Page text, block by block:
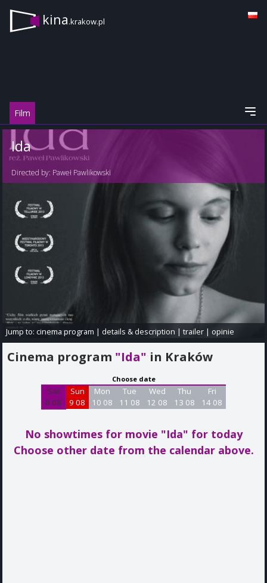
kina.krakow.pl
Film
Ida
Directed by: Paweł Pawlikowski
Jump to:cinema program |details & description |trailer |opinie
Cinema program "Ida" in Kraków
Choose date
Sat
8 08
Sun
9 08
Mon
10 08
Tue
11 08
Wed
12 08
Thu
13 08
Fri
14 08
No showtimes for movie "Ida" for today
Choose other date from the calendar above.